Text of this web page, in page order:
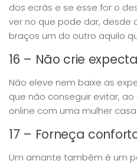
dos ecrãs e se esse for o
ver no que pode dar, desde
braços um do outro aquilo
16 – Não crie
Não eleve nem baixe as
que não conseguir evitar,
online com uma mulher
17 – Forneça
Um amante também é um